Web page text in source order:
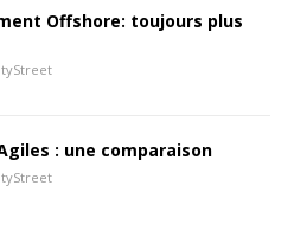
Offshore: toujours plus
: une comparaison